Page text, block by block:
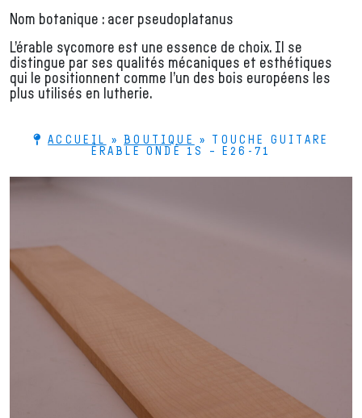
Nom botanique : acer pseudoplatanus
L’érable sycomore est une essence de choix. Il se
distingue par ses qualités mécaniques et esthétiques
qui le positionnent comme l’un des bois européens les
plus utilisés en lutherie.
ACCUEIL »BOUTIQUE » TOUCHE GUITARE
ÉRABLE ONDÉ 1S – E26-71